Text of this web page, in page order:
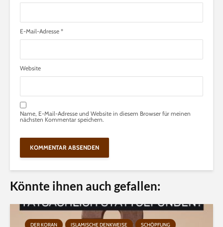
E-Mail-Adresse *
Website
Name, E-Mail-Adresse und Website in diesem Browser für meinen
nächsten Kommentar speichern.
Könnte ihnen auch gefallen:
DER KORAN ISLAMISCHE DENKWEISE SCHÖPFUNG